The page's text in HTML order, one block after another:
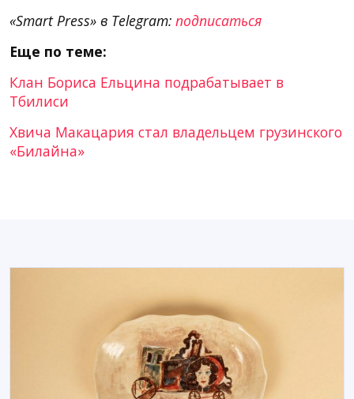
«Smart Press» в Telegram: подписаться
Еще по теме:
Клан Бориса Ельцина подрабатывает в
Тбилиси
Хвича Макацария стал владельцем грузинского
«Билайна»